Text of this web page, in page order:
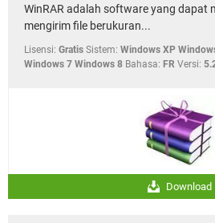
WinRAR adalah software yang dapat
mengirim file berukuran...
Lisensi: Gratis Sistem: Windows XP
Windows 7 Windows 8 Bahasa: FR Versi:
Download